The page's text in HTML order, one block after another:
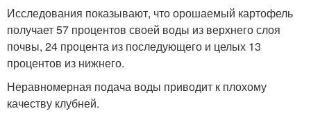
Исследования показывают, что орошаемый картофель
получает 57 процентов своей воды из верхнего слоя
почвы, 24 процента из последующего и целых 13
процентов из нижнего.
Неравномерная подача воды приводит к плохому
качеству клубней.